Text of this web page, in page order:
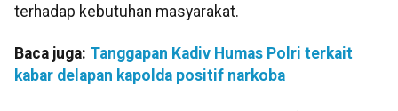
terhadap kebutuhan masyarakat.
Baca juga: Tanggapan Kadiv Humas Polri terkait
kabar delapan kapolda positif narkoba